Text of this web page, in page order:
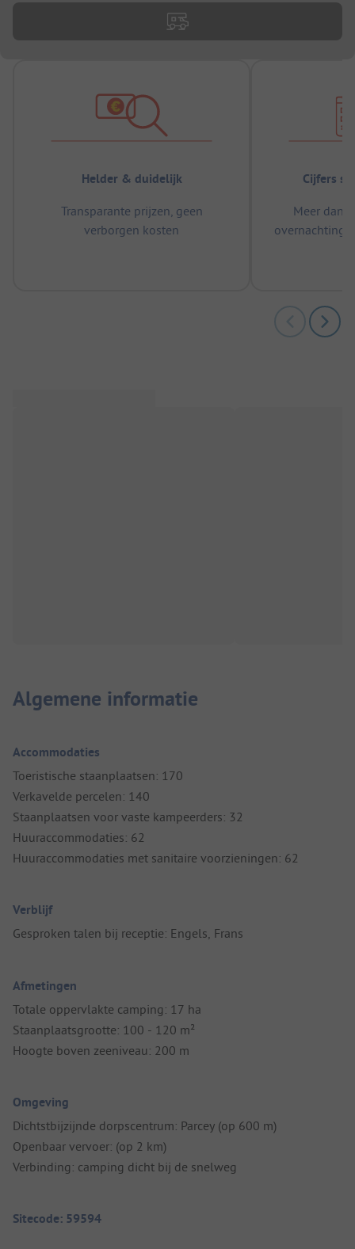
Helder & duidelijk
Transparante prijzen, geen
verborgen kosten
Cijfers
Meer dan
Algemene informatie
Accommodaties
Toeristische staanplaatsen: 170
Verkavelde percelen: 140
Staanplaatsen voor vaste kampeerders: 32
Huuraccommodaties: 62
Huuraccommodaties met sanitaire voorzieningen: 62
Verblijf
Gesproken talen bij receptie: Engels, Frans
Afmetingen
Totale oppervlakte camping: 17 ha
Staanplaatsgrootte: 100 - 120 m²
Hoogte boven zeeniveau: 200 m
Omgeving
Dichtstbijzijnde dorpscentrum: Parcey (op 600 m)
Openbaar vervoer: (op 2 km)
Verbinding: camping dicht bij de snelweg
Sitecode: 59594